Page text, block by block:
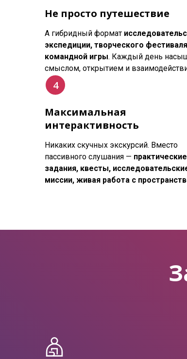
Не просто путешествие
А гибридный формат
экспедиции, творческого
командной игры. Каждый день
смыслом, открытием и
Максимальная
интерактивность
Никаких скучных экскурсий. Вместо
пассивного слушания — практические
задания, квесты,
миссии, живая работа с